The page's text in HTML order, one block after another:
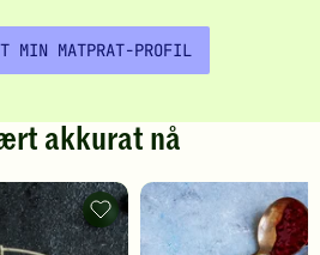
MIN MATPRAT-PROFIL
akkurat nå
Pannekaker
-